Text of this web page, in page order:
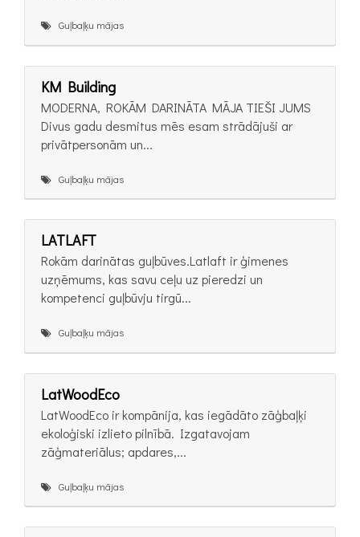
Guļbaļķu mājas
KM Building
MODERNA, ROKĀM DARINĀTA MĀJA TIEŠI JUMS
Divus gadu desmitus mēs esam strādājuši ar
privātpersonām un...
Guļbaļķu mājas
LATLAFT
Rokām darinātas guļbūves.Latlaft ir ģimenes
uzņēmums, kas savu ceļu uz pieredzi un
kompetenci guļbūvju tirgū...
Guļbaļķu mājas
LatWoodEco
LatWoodEco ir kompānija, kas iegādāto zāģbaļķi
ekoloģiski izlieto pilnībā. Izgatavojam
zāģmateriālus; apdares,...
Guļbaļķu mājas